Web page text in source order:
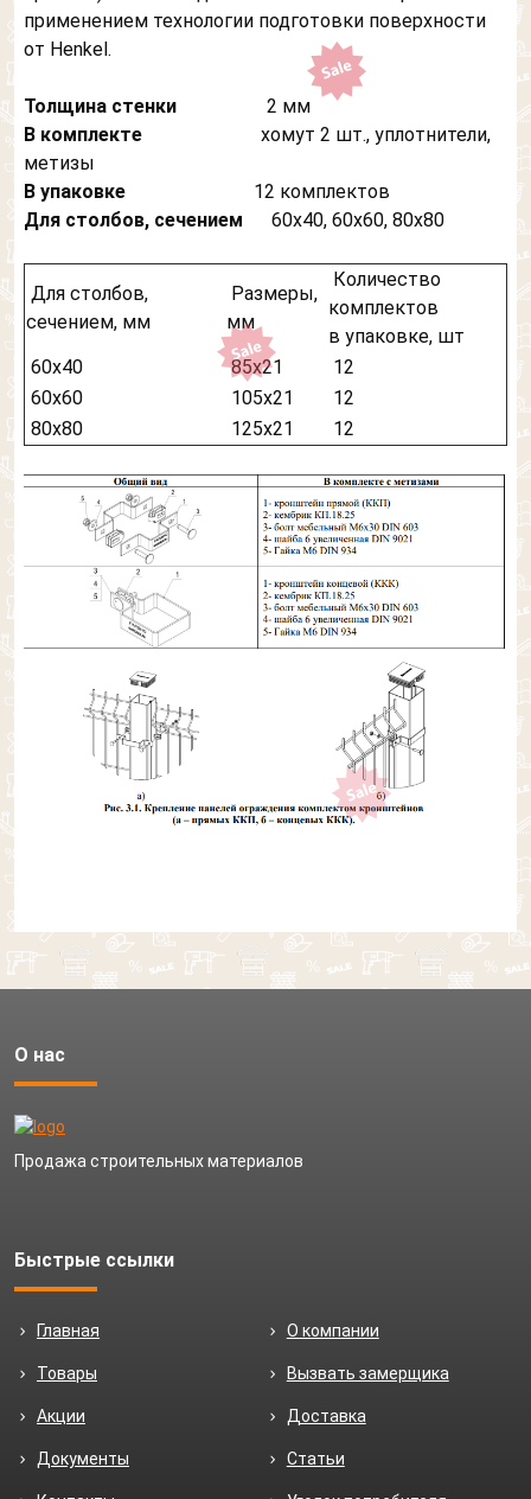
применением технологии подготовки поверхности
от Henkel.
Толщина стенки 2 мм
В комплекте
хомут 2 шт., уплотнители,
метизы
В упаковке 12 комплектов
Для столбов, сечением 60х40, 60х60, 80х80
Для столбов,
сечением, мм
Размеры,
мм
Количество
комплектов
в упаковке, шт
60х40
85х21
12
60х60
105х21
12
80х80
125х21 12
О нас
Продажа строительных материалов
Быстрые ссылки
Главная О компании
Товары Вызвать замерщика
Акции Доставка
Документы Статьи